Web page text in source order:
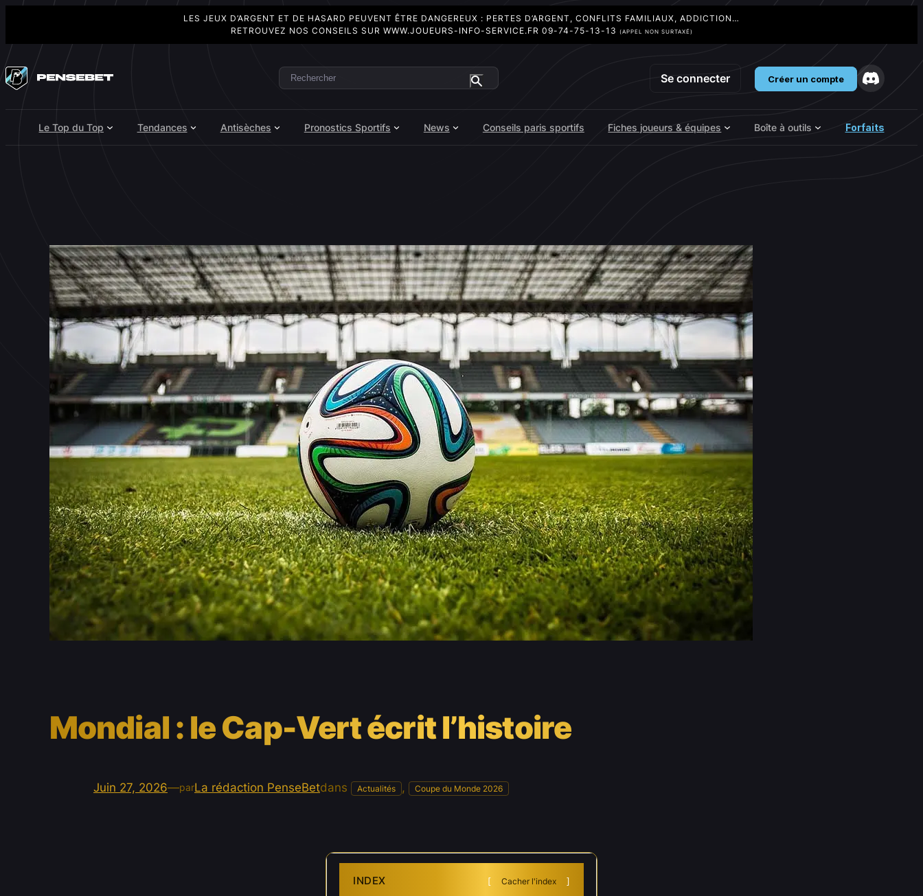
LES JEUX D’ARGENT ET DE HASARD PEUVENT ÊTRE DANGEREUX : PERTES D’ARGENT, CONFLITS FAMILIAUX, ADDICTION…
RETROUVEZ NOS CONSEILS SUR WWW.JOUEURS-INFO-SERVICE.FR 09-74-75-13-13 (APPEL NON SURTAXÉ)
au
contenu
Rechercher Se connecter Créer un compte
Le Top du Top Tendances Antisèches Pronostics Sportifs News Conseils paris sportifs Fiches joueurs & équipes Boîte à outils Forfaits
Mondial : le Cap-Vert écrit l’histoire
Juin 27, 2026—parLa rédaction PenseBetdans Actualités , Coupe du Monde 2026
INDEX Cacher l'index